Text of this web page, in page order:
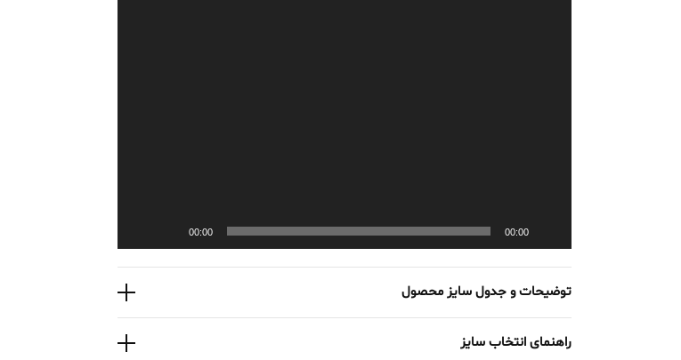
00:00
00:00
توضیحات و جدول سایز محصول
راهنمای انتخاب سایز